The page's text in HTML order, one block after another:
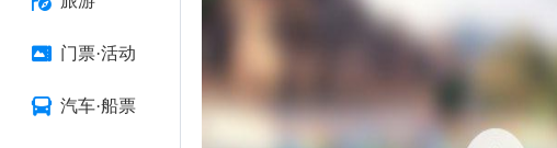
门票·活动
汽车·船票